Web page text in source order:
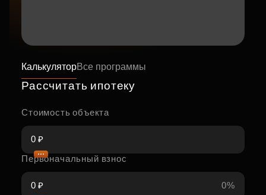
КалькуляторВсе программы
Рассчитать ипотеку
Стоимость объекта
Первоначальный взнос
0%